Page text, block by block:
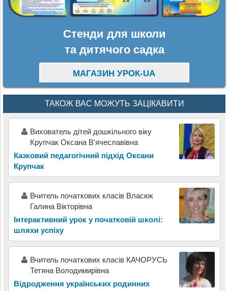
Стенди для школи
та дитячого садка
МАГАЗИН УРОК-UA
ТАКОЖ ВАС МОЖУТЬ ЗАЦІКАВИТИ
Вихователь дітей дошкільного віку
Крупчак Оксана В'ячеславівна
Казковий педагогічний підхід Оксани
Крупчак
Вчитель початкових класів Власюк
Галина Вікторівна
Інтерактивний урок у початковій школі:
шляхи успіху
Вчитель початкових класів КАЧОРУСЬ
Тетяна Володимирівна
Відродження українських родинних